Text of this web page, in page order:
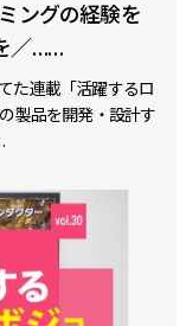
ングの経験を
／……
た連載「活躍するロ
製品を開発・設計す